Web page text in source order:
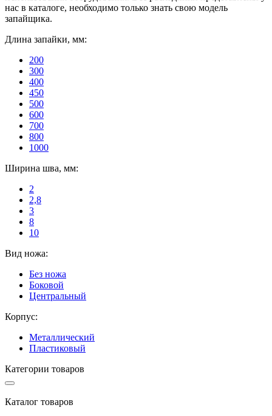
нас в каталоге, необходимо только знать свою модель
запайщика.
Длина запайки, мм:
200
300
400
450
500
600
700
800
1000
Ширина шва, мм:
2
2,8
3
8
10
Вид ножа:
Без ножа
Боковой
Центральный
Корпус:
Металлический
Пластиковый
Категории товаров
Каталог товаров